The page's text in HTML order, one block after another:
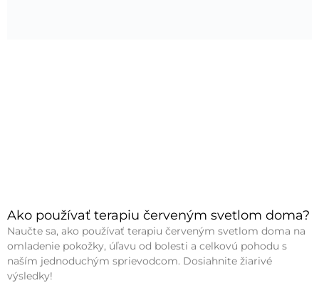
Ako používať terapiu červeným svetlom doma?
Naučte sa, ako používať terapiu červeným svetlom doma na
omladenie pokožky, úľavu od bolesti a celkovú pohodu s
naším jednoduchým sprievodcom. Dosiahnite žiarivé
výsledky!